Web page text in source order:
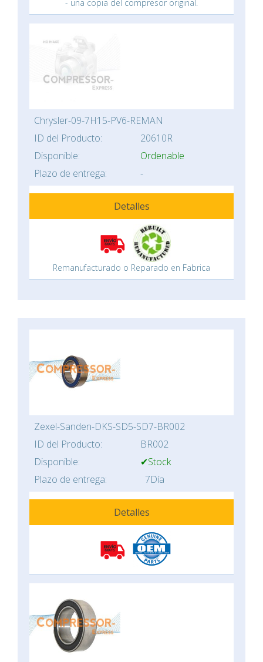
- una copia del compresor original.
Chrysler-09-7H15-PV6-REMAN
ID del Producto:
20610R
Disponible:
Ordenable
Plazo de entrega:
-
Detalles
Remanufacturado o Reparado en Fabrica
Zexel-Sanden-DKS-SD5-SD7-BR002
ID del Producto:
BR002
Disponible:
✔Stock
Plazo de entrega:
7Día
Detalles